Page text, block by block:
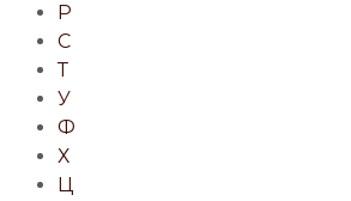
Р
С
Т
У
Ф
Х
Ц